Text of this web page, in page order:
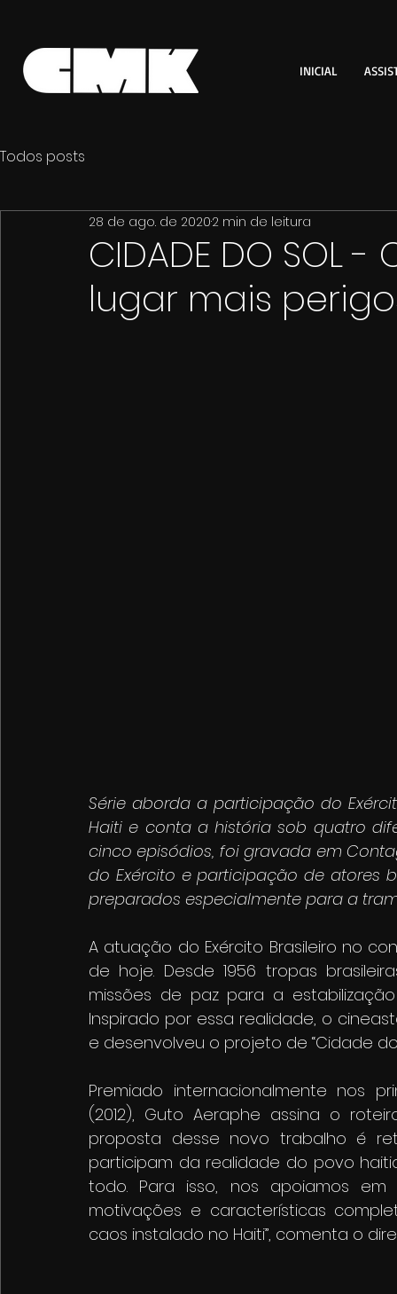
INICIAL
Todos posts
CIDADE DO SOL
lugar mais
28 de ago. de 20202 min de leitura
Série aborda a participação do
Haiti e conta a história sob quatro
cinco episódios, foi gravada em
do Exército e participação de atores
preparados especialmente para a
A atuação do Exército Brasileiro no
de hoje. Desde 1956 tropas
missões de paz para a
Inspirado por essa realidade, o
e desenvolveu o projeto de “Cidade do
Premiado internacionalmente nos
(2012), Guto Aeraphe assina o
proposta desse novo trabalho é
participam da realidade do povo
todo. Para isso, nos apoiamos
motivações e características
caos instalado no Haiti”, comenta o